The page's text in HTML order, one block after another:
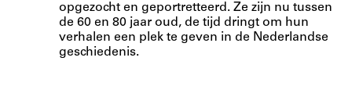
opgezocht en geportretteerd. Ze zijn nu tussen
de 60 en 80 jaar oud, de tijd dringt om hun
verhalen een plek te geven in de Nederlandse
geschiedenis.